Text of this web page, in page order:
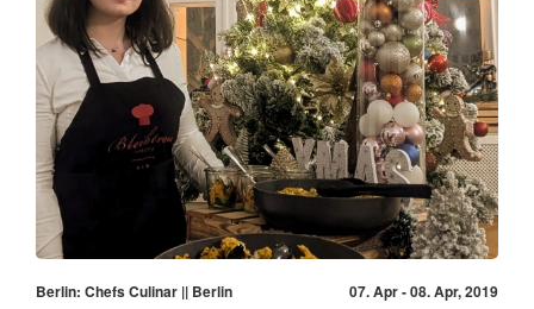
Berlin: Chefs Culinar || Berlin 07. Apr - 08. Apr, 2019